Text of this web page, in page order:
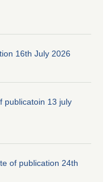
16th July 2026
publicatoin 13 july
of publication 24th